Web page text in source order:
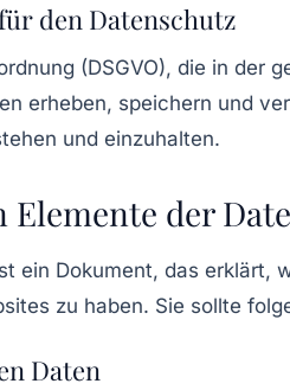
den Datenschutz
(DSGVO), die in der
erheben, speichern und
und einzuhalten.
Elemente der
ein Dokument, das
zu haben. Sie sollte
Daten